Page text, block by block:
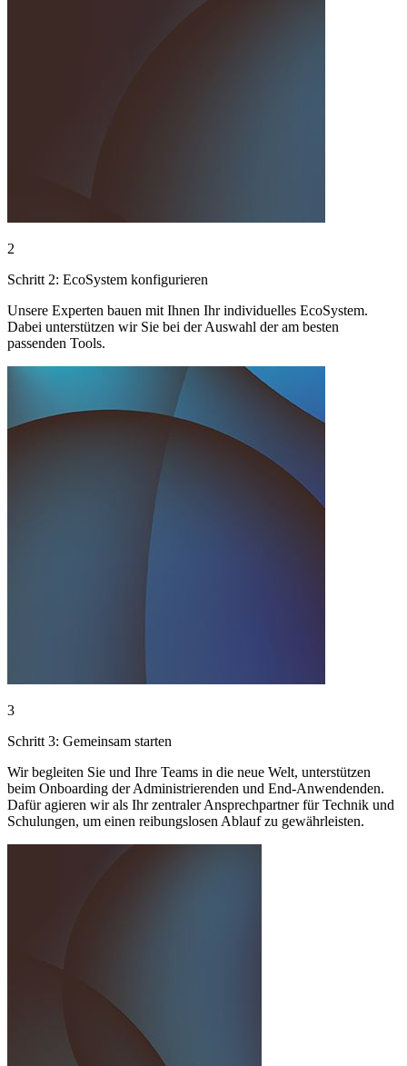
2
Schritt 2: EcoSystem konfigurieren
Unsere Experten bauen mit Ihnen Ihr individuelles EcoSystem.
Dabei unterstützen wir Sie bei der Auswahl der am besten
passenden Tools.
3
Schritt 3: Gemeinsam starten
Wir begleiten Sie und Ihre Teams in die neue Welt, unterstützen
beim Onboarding der Administrierenden und End-Anwendenden.
Dafür agieren wir als Ihr zentraler Ansprechpartner für Technik und
Schulungen, um einen reibungslosen Ablauf zu gewährleisten.